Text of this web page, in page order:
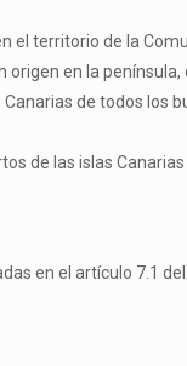
territorio de la
en la
de todos
de las islas
en el artículo 7.1